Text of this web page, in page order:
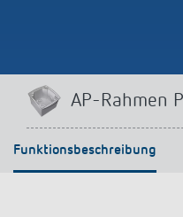
AP-Rahmen
Funktionsbeschreibung